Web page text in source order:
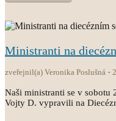
Ministranti na
zveřejnil(a) Veronika Poslušná
Naši ministranti se v sobotu
Vojty D. vypravili na